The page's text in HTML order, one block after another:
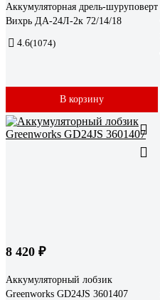
Аккумуляторная дрель-шуруповерт
Вихрь ДА-24Л-2к 72/14/18
4.6(1074)
В корзину
8 420 ₽
Аккумуляторный лобзик
Greenworks GD24JS 3601407